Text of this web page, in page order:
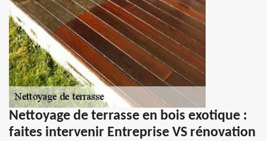
Nettoyage de terrasse en bois exotique :
faites intervenir Entreprise VS rénovation